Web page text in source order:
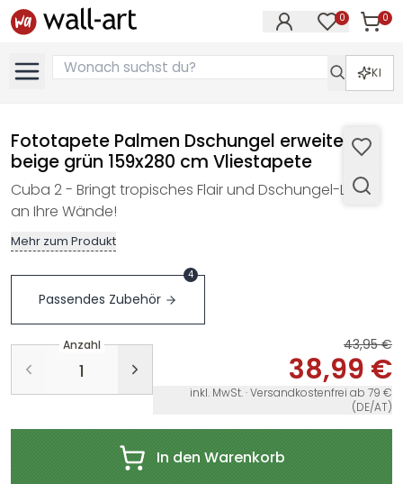
0 0
KI
Fototapete Palmen Dschungel erweiterbar
beige grün 159x280 cm Vliestapete
Cuba 2 - Bringt tropisches Flair und Dschungel-Looks
an Ihre Wände!
Mehr zum Produkt
Passendes Zubehör
4
Anzahl 43,95 €
38,99 €
inkl. MwSt. · Versandkostenfrei ab 79 €
(DE/AT)
In den Warenkorb